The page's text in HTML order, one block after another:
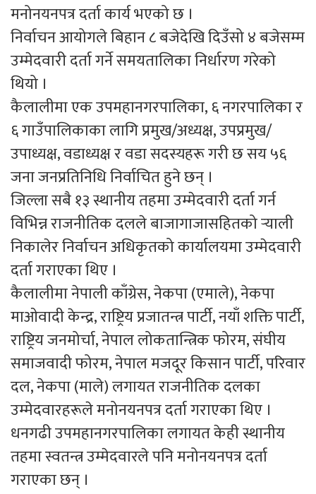
मनोनयनपत्र दर्ता कार्य भएको छ ।
निर्वाचन आयोगले बिहान ८ बजेदेखि दिउँसो ४ बजेसम्म
उम्मेदवारी दर्ता गर्ने समयतालिका निर्धारण गरेको
थियो ।
कैलालीमा एक उपमहानगरपालिका, ६ नगरपालिका र
६ गाउँपालिकाका लागि प्रमुख/अध्यक्ष, उपप्रमुख/
उपाध्यक्ष, वडाध्यक्ष र वडा सदस्यहरू गरी छ सय ५६
जना जनप्रतिनिधि निर्वाचित हुने छन् ।
जिल्ला सबै १३ स्थानीय तहमा उम्मेदवारी दर्ता गर्न
विभिन्न राजनीतिक दलले बाजागाजासहितको र्‍याली
निकालेर निर्वाचन अधिकृतको कार्यालयमा उम्मेदवारी
दर्ता गराएका थिए ।
कैलालीमा नेपाली काँग्रेस, नेकपा (एमाले), नेकपा
माओवादी केन्द्र, राष्ट्रिय प्रजातन्त्र पार्टी, नयाँ शक्ति पार्टी,
राष्ट्रिय जनमोर्चा, नेपाल लोकतान्त्रिक फोरम, संघीय
समाजवादी फोरम, नेपाल मजदूर किसान पार्टी, परिवार
दल, नेकपा (माले) लगायत राजनीतिक दलका
उम्मेदवारहरूले मनोनयनपत्र दर्ता गराएका थिए ।
धनगढी उपमहानगरपालिका लगायत केही स्थानीय
तहमा स्वतन्त्र उम्मेदवारले पनि मनोनयनपत्र दर्ता
गराएका छन् ।